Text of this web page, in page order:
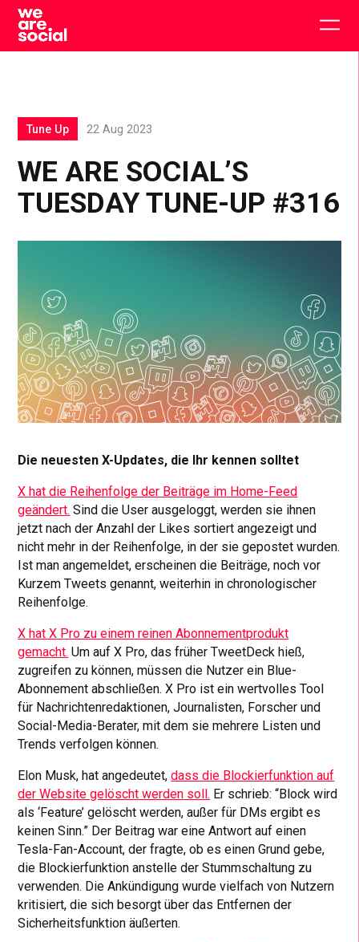
Skip
content
WE ARE SOCIAL’S
TUESDAY TUNE-UP #316
Tune Up 22 Aug 2023
Die neuesten X-Updates, die Ihr kennen solltet
X hat die Reihenfolge der Beiträge im Home-Feed
geändert. Sind die User ausgeloggt, werden sie ihnen
jetzt nach der Anzahl der Likes sortiert angezeigt und
nicht mehr in der Reihenfolge, in der sie gepostet wurden.
Ist man angemeldet, erscheinen die Beiträge, noch vor
Kurzem Tweets genannt, weiterhin in chronologischer
Reihenfolge.
X hat X Pro zu einem reinen Abonnementprodukt
gemacht. Um auf X Pro, das früher TweetDeck hieß,
zugreifen zu können, müssen die Nutzer ein Blue-
Abonnement abschließen. X Pro ist ein wertvolles Tool
für Nachrichtenredaktionen, Journalisten, Forscher und
Social-Media-Berater, mit dem sie mehrere Listen und
Trends verfolgen können.
Elon Musk, hat angedeutet,dass die Blockierfunktion auf
der Website gelöscht werden soll. Er schrieb: “Block wird
als ‘Feature’ gelöscht werden, außer für DMs ergibt es
keinen Sinn.” Der Beitrag war eine Antwort auf einen
Tesla-Fan-Account, der fragte, ob es einen Grund gebe,
die Blockierfunktion anstelle der Stummschaltung zu
verwenden. Die Ankündigung wurde vielfach von Nutzern
kritisiert, die sich besorgt über das Entfernen der
Sicherheitsfunktion äußerten.